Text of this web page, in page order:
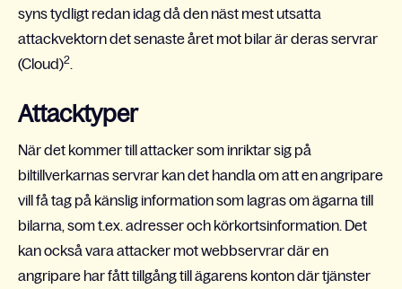
syns tydligt redan idag då den näst mest utsatta
attackvektorndet senaste året mot bilar är deras servrar
(Cloud)2.
Attacktyper
När det kommer till attacker som inriktar sig på
biltillverkarnas servrar kan det handla om att en angripare
vill få tag på känslig information som lagras om ägarna till
bilarna, som t.ex. adresser och körkortsinformation. Det
kan också vara attacker mot webbservrar där en
angripare har fått tillgång till ägarens konton där tjänster